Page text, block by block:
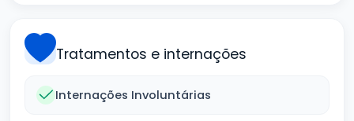
Tratamentos e internações
Internações Involuntárias